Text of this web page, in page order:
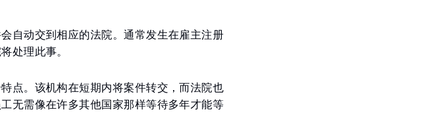
自动交到相应的法院。通常发生在雇主注册
处理此事。
点。该机构在短期内将案件转交，而法院也
无需像在许多其他国家那样等待多年才能等